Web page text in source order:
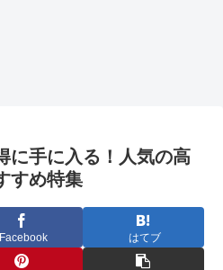
に手に入る！人気の高
すめ特集
Facebook はてブ